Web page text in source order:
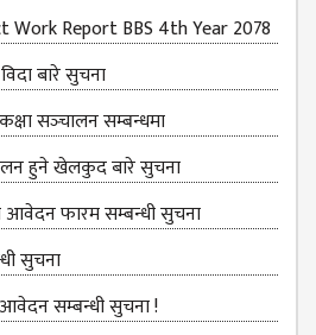
Report BBS 4th Year 2078
बारे सुचना
सञ्‍चालन सम्बन्धमा
हुने खेलकुद बारे सुचना
आवेदन फारम सम्बन्धी सुचना
सुचना
आवेदन सम्बन्धी सुचना !